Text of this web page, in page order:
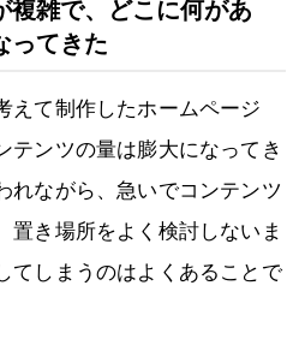
複雑で、どこに何があ
ってきた
えて制作したホームページ
テンツの量は膨大になってき
れながら、急いでコンテンツ
置き場所をよく検討しないま
てしまうのはよくあることで